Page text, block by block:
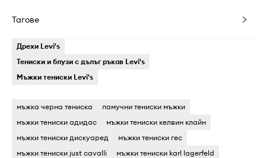
Тагове
Дрехи Levi's
Тениски и блузи с дълъг ръкав Levi's
Мъжки тениски Levi's
мъжка черна тениска
памучни тениски мъжки
мъжки тениски адидас
мъжки тениски келвин клайн
мъжки тениски дискуаред
мъжки тениски гес
мъжки тениски just cavalli
мъжки тениски karl lagerfeld